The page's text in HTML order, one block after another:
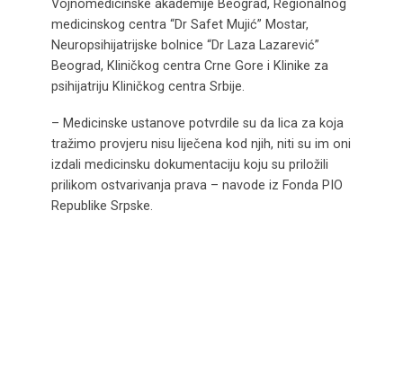
Vojnomedicinske akademije Beograd, Regionalnog
medicinskog centra “Dr Safet Mujić” Mostar,
Neuropsihijatrijske bolnice “Dr Laza Lazarević”
Beograd, Kliničkog centra Crne Gore i Klinike za
psihijatriju Kliničkog centra Srbije.
– Medicinske ustanove potvrdile su da lica za koja
tražimo provjeru nisu liječena kod njih, niti su im oni
izdali medicinsku dokumentaciju koju su priložili
prilikom ostvarivanja prava – navode iz Fonda PIO
Republike Srpske.